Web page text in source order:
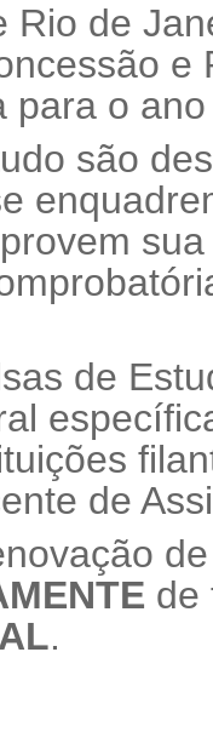
Rio de
e
para o
são
de
de
de
.